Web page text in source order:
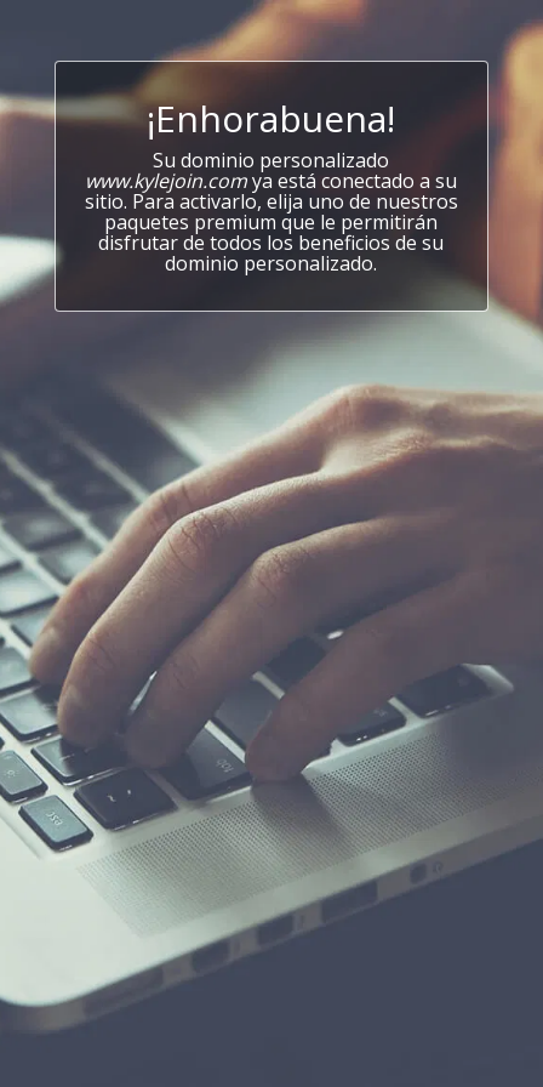
¡Enhorabuena!
Su dominio personalizado
www.kylejoin.comya está conectado a su
sitio. Para activarlo, elija uno de nuestros
paquetes premium que le permitirán
disfrutar de todos los beneficios de su
dominio personalizado.